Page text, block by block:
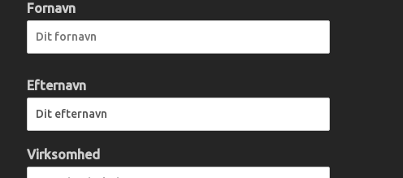
Fornavn
Efternavn
Virksomhed